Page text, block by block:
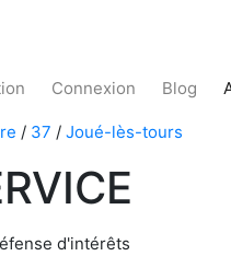
Connexion Blog
/ 37 / Joué-lès-tours
d'intérêts